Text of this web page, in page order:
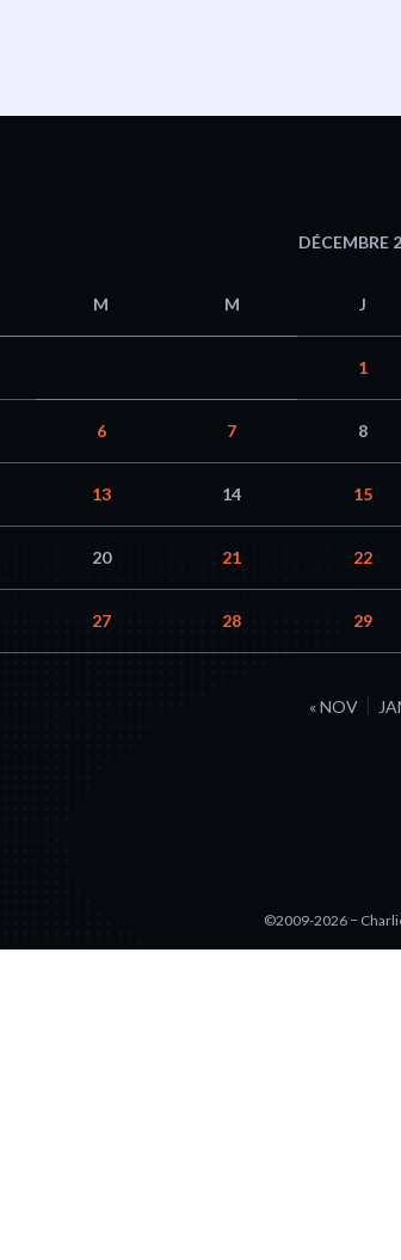
DÉCEMBRE
M M J
1
6 7 8
13 14 15
20 21 22
27 28 29
« NOV
©2009-2026 −